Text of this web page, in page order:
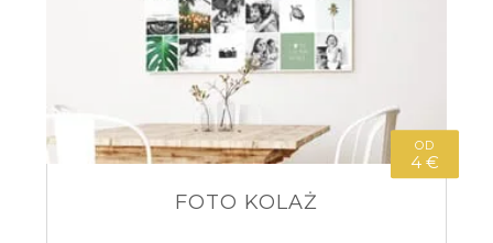
OD
4 €
FOTO KOLAŻ